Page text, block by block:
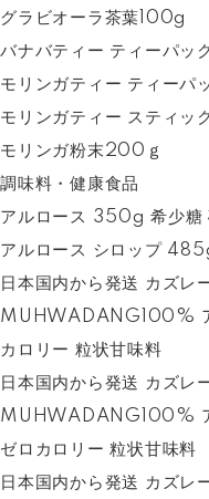
グラビオーラ茶葉100g
バナバティー ティーパ
モリンガティー ティー
モリンガティー スティ
モリンガ粉末200ｇ
調味料・健康食品
アルロース 350g 希少糖
アルロース シロップ
日本国内から発送 カズレ
MUHWADANG100% ア
カロリー 粒状甘味料
日本国内から発送 カズレ
MUHWADANG100%
ゼロカロリー 粒状甘味料
日本国内から発送 カズレ